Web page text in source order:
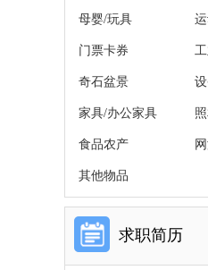
母婴/玩具
门票卡券
奇石盆景
家具/办公家具
食品农产
其他物品
求职简历